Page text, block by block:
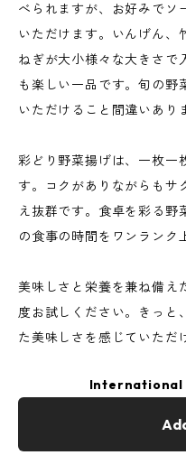
べられますが、お好みでソ
いただけます。いんげん、
ねぎが大小様々な大きさで
も楽しい一品です。旬の野
いただけること間違いあり
彩どり野菜揚げは、一枚一
す。コクがありながらもサ
え抜群です。食卓を彩る野
の食事の時間をワンランク
美味しさと栄養を兼ね備え
度お試しください。きっと
た美味しさを感じていただ
International